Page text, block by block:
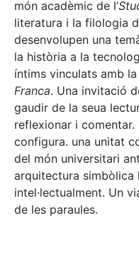
món acadèmic de l’
literatura i la filologia
desenvolupen una
la història a la
íntims vinculats amb
Franca. Una invitació
gaudir de la seua
reflexionar i
configura. una unitat
del món universitari
arquitectura simbòlica
intel·lectualment. Un
de les paraules.